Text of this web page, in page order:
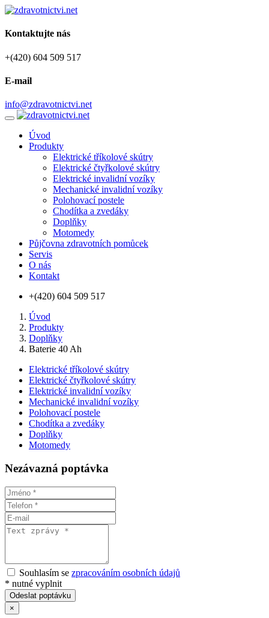
Kontaktujte nás
+(420) 604 509 517
E-mail
info@zdravotnictvi.net
Úvod
Produkty
Elektrické tříkolové skútry
Elektrické čtyřkolové skútry
Elektrické invalidní vozíky
Mechanické invalidní vozíky
Polohovací postele
Chodítka a zvedáky
Doplňky
Motomedy
Půjčovna zdravotních pomůcek
Servis
O nás
Kontakt
+(420) 604 509 517
Úvod
Produkty
Doplňky
Baterie 40 Ah
Elektrické tříkolové skútry
Elektrické čtyřkolové skútry
Elektrické invalidní vozíky
Mechanické invalidní vozíky
Polohovací postele
Chodítka a zvedáky
Doplňky
Motomedy
Nezávazná poptávka
Souhlasím se zpracováním osobních údajů
* nutné vyplnit
Odeslat poptávku
×